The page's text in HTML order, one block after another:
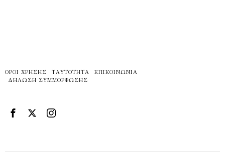
ΌΡΟΙ ΧΡΉΣΗΣ ΤΑΥΤΌΤΗΤΑ
ΕΠΙΚΟΙΝΩΝΊΑ
ΔΉΛΩΣΗ ΣΥΜΜΌΡΦΩΣΗΣ